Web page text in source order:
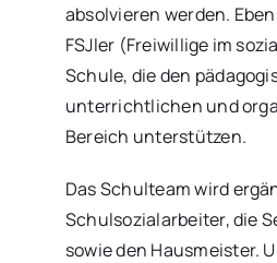
absolvieren werden.
FSJler (Freiwillige im
Schule, die den
unterrichtlichen und
Bereich unterstützen.
Das Schulteam wird
Schulsozialarbeiter, die
sowie den Hausmeister.